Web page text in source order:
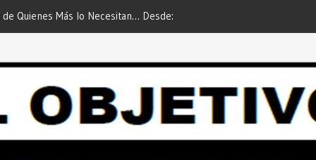
de Quienes Más lo Necesitan… Desde:
Regional”.
AUTOMÓVIL DODGE
Regional”.